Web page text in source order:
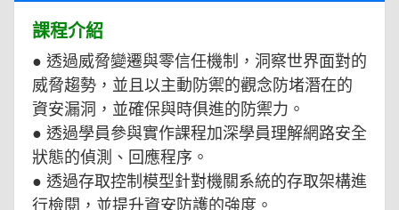
課程介紹
● 透過威脅變遷與零信任機制，洞察世界面對的
威脅趨勢，並且以主動防禦的觀念防堵潛在的
資安漏洞，並確保與時俱進的防禦力。
● 透過學員參與實作課程加深學員理解網路安全
狀態的偵測、回應程序。
● 透過存取控制模型針對機關系統的存取架構進
行檢閱，並提升資安防護的強度。